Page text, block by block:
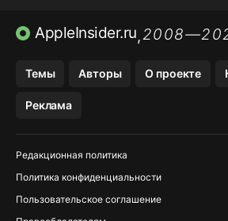
ПРИЛОЖЕНИЯ БЕЗ APP STORE
AppleInsider.ru,
Темы Авторы О проекте
Реклама
Редакционная политика
Политика конфиденциальности
Пользовательское соглашение